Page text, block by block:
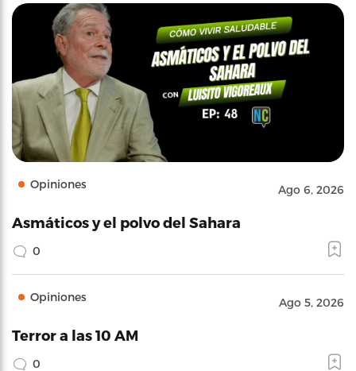
Opiniones Ago 6, 2026
Asmáticos y el polvo del Sahara
0
Opiniones Ago 5, 2026
Terror a las 10 AM
0